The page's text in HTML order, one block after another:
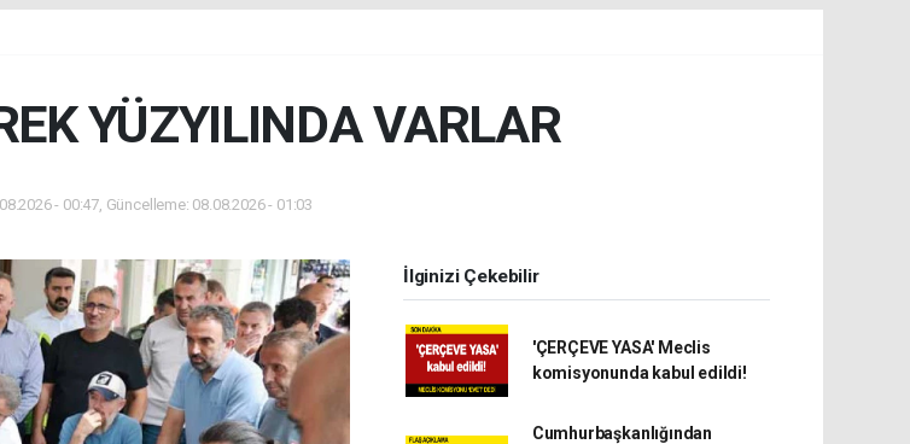
YÜZYILINDA VARLAR
- 00:47, Güncelleme: 08.08.2026 - 01:03
İlginizi Çekebilir
'ÇERÇEVE YASA' Meclis
komisyonunda kabul edildi!
Cumhurbaşkanlığından